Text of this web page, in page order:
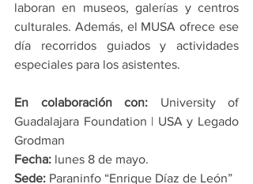
laboran en museos, galerías y centros
culturales. Además, el MUSA ofrece ese
día recorridos guiados y actividades
especiales para los asistentes.
En colaboración con: University of
Guadalajara Foundation | USA y Legado
Grodman
Fecha: lunes 8 de mayo.
Sede: Paraninfo “Enrique Díaz de León”